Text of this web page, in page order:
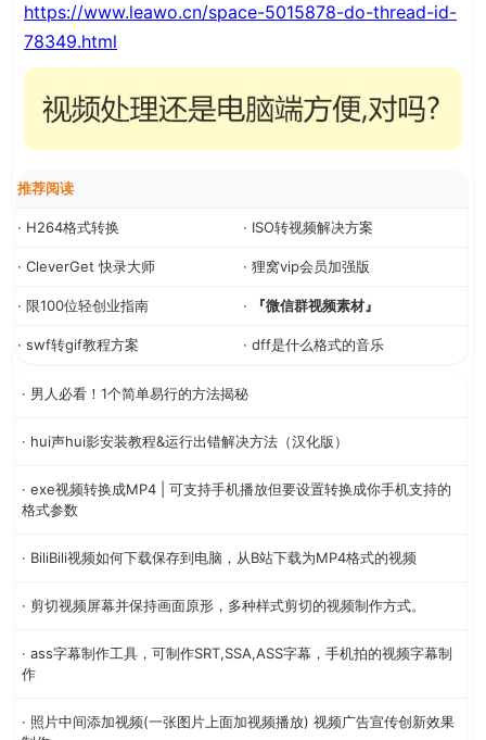
https://www.leawo.cn/space-5015878-do-thread-id-
78349.html
推荐阅读
· H264格式转换 · ISO转视频解决方案
· CleverGet 快录大师 · 狸窝vip会员加强版
· 限100位轻创业指南 · 『微信群视频素材』
· swf转gif教程方案 · dff是什么格式的音乐
· 男人必看！1个简单易行的方法揭秘
· hui声hui影安装教程&运行出错解决方法（汉化版）
· exe视频转换成MP4 | 可支持手机播放但要设置转换成你手机支持的
格式参数
· BiliBili视频如何下载保存到电脑，从B站下载为MP4格式的视频
· 剪切视频屏幕并保持画面原形，多种样式剪切的视频制作方式。
· ass字幕制作工具，可制作SRT,SSA,ASS字幕，手机拍的视频字幕制
作
· 照片中间添加视频(一张图片上面加视频播放) 视频广告宣传创新效果